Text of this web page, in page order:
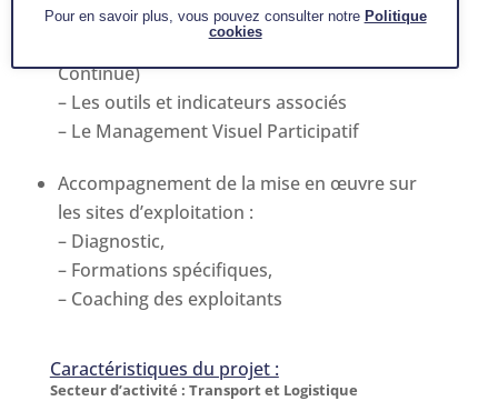
– Les démarches et principes
organisationnels (SCM, Lean, Amélioration
Continue)
– Les outils et indicateurs associés
– Le Management Visuel Participatif
Accompagnement de la mise en œuvre sur
les sites d’exploitation :
– Diagnostic,
– Formations spécifiques,
– Coaching des exploitants
Caractéristiques du projet :
Secteur d’activité : Transport et Logistique
Pour en savoir plus, vous pouvez consulter notre Politique
cookies